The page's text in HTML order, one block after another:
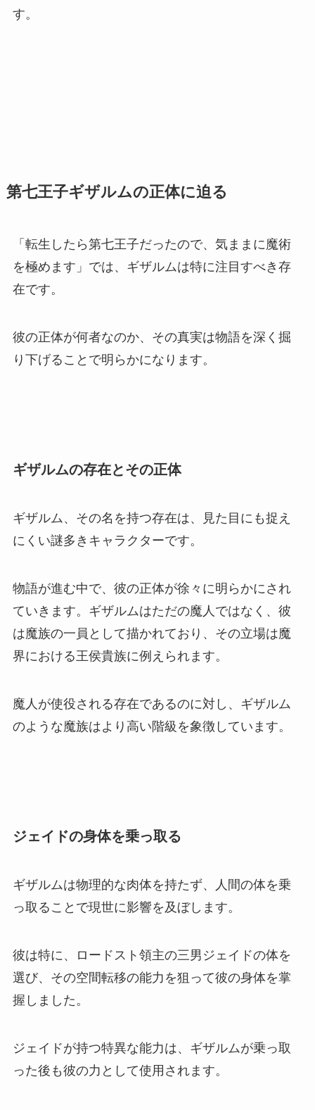
す。
第七王子ギザルムの正体に迫る
「転生したら第七王子だったので、気ままに魔術
を極めます」では、ギザルムは特に注目すべき存
在です。
彼の正体が何者なのか、その真実は物語を深く掘
り下げることで明らかになります。
ギザルムの存在とその正体
ギザルム、その名を持つ存在は、見た目にも捉え
にくい謎多きキャラクターです。
物語が進む中で、彼の正体が徐々に明らかにされ
ていきます。ギザルムはただの魔人ではなく、彼
は魔族の一員として描かれており、その立場は魔
界における王侯貴族に例えられます。
魔人が使役される存在であるのに対し、ギザルム
のような魔族はより高い階級を象徴しています。
ジェイドの身体を乗っ取る
ギザルムは物理的な肉体を持たず、人間の体を乗
っ取ることで現世に影響を及ぼします。
彼は特に、ロードスト領主の三男ジェイドの体を
選び、その空間転移の能力を狙って彼の身体を掌
握しました。
ジェイドが持つ特異な能力は、ギザルムが乗っ取
った後も彼の力として使用されます。